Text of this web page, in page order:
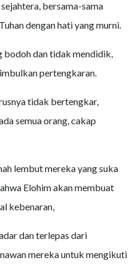
bersama-sama
dengan hati yang murni.
bodoh dan tidak mendidik,
pertengkaran.
tidak bertengkar,
semua orang, cakap
lembut mereka yang suka
Elohim akan membuat
kebenaran,
dan terlepas dari
mereka untuk mengikuti